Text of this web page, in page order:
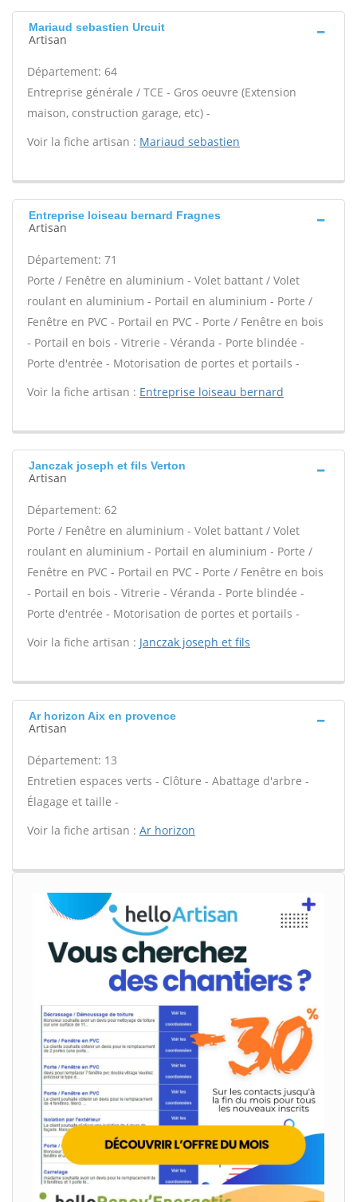
Mariaud sebastien Urcuit
Artisan
Département: 64
Entreprise générale / TCE - Gros oeuvre (Extension
maison, construction garage, etc) -
Voir la fiche artisan : Mariaud sebastien
Entreprise loiseau bernard Fragnes
Artisan
Département: 71
Porte / Fenêtre en aluminium - Volet battant / Volet
roulant en aluminium - Portail en aluminium - Porte /
Fenêtre en PVC - Portail en PVC - Porte / Fenêtre en bois
- Portail en bois - Vitrerie - Véranda - Porte blindée -
Porte d'entrée - Motorisation de portes et portails -
Voir la fiche artisan : Entreprise loiseau bernard
Janczak joseph et fils Verton
Artisan
Département: 62
Porte / Fenêtre en aluminium - Volet battant / Volet
roulant en aluminium - Portail en aluminium - Porte /
Fenêtre en PVC - Portail en PVC - Porte / Fenêtre en bois
- Portail en bois - Vitrerie - Véranda - Porte blindée -
Porte d'entrée - Motorisation de portes et portails -
Voir la fiche artisan : Janczak joseph et fils
Ar horizon Aix en provence
Artisan
Département: 13
Entretien espaces verts - Clôture - Abattage d'arbre -
Élagage et taille -
Voir la fiche artisan : Ar horizon